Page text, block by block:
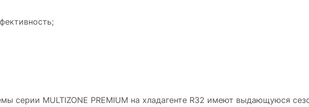
серии MULTIZONE PREMIUM на хладагенте R32 имеют выдающуюся